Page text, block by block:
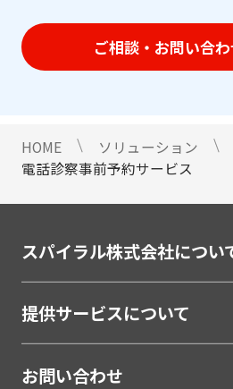
ご相談・お問い合
HOME
ソリューション
電話診察事前予約サービス
スパイラル株式会社につい
提供サービスについて
お問い合わせ